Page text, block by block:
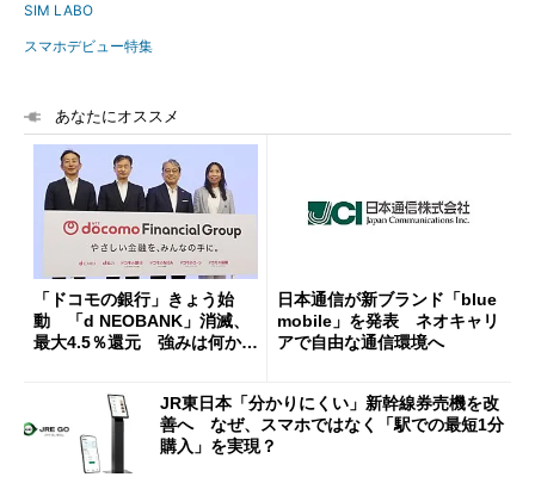
SIM LABO
スマホデビュー特集
あなたにオススメ
「ドコモの銀行」きょう始
動 「d NEOBANK」消滅、
最大4.5％還元 強みは何か解
日本通信が新ブランド「blue
mobile」を発表 ネオキャリ
アで自由な通信環境へ
JR東日本「分かりにくい」新幹線券売機を改
善へ なぜ、スマホではなく「駅での最短1分
購入」を実現？